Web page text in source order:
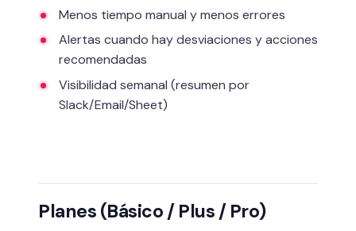
Menos tiempo manual y menos errores
Alertas cuando hay desviaciones y acciones
recomendadas
Visibilidad semanal (resumen por
Slack/Email/Sheet)
Planes (Básico / Plus / Pro)